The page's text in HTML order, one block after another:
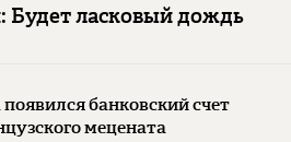
Будет ласковый дождь
банковский счет
мецената